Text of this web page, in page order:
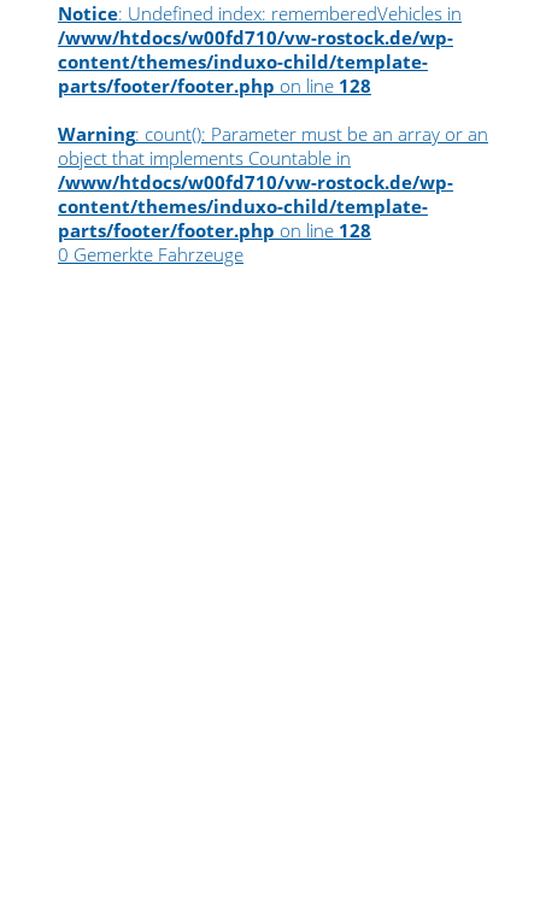
Notice: Undefined index: rememberedVehicles in
/www/htdocs/w00fd710/vw-rostock.de/wp-
content/themes/induxo-child/template-
parts/footer/footer.php on line 128
Warning: count(): Parameter must be an array or an
object that implements Countable in
/www/htdocs/w00fd710/vw-rostock.de/wp-
content/themes/induxo-child/template-
parts/footer/footer.php on line 128
0 Gemerkte Fahrzeuge